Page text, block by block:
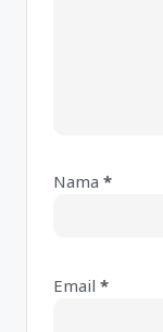
Nama *
Email *
r